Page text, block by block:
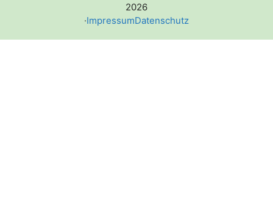
2026
·ImpressumDatenschutz